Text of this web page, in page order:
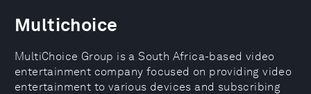
Multichoice
MultiChoice Group is a South Africa-based video
entertainment company focused on providing video
entertainment to various devices and subscribing